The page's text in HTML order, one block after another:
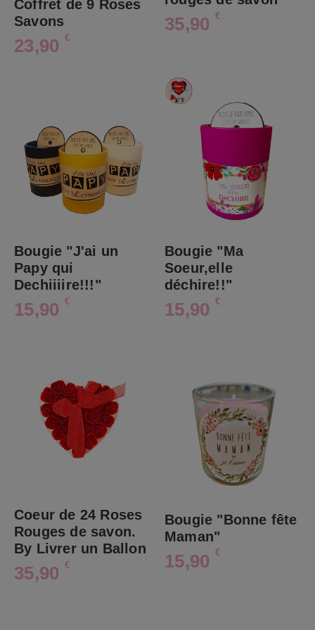
Coffret de 9 Roses
Savons
23,90 €
35,90 €
Bougie "J'ai un
Papy qui
Dechiiiire!!!"
15,90 €
Bougie "Ma
Soeur,elle
déchire!!"
15,90 €
Coeur de 24 Roses
Rouges de savon.
By Livrer un Ballon
35,90 €
Bougie "Bonne fête
Maman"
15,90 €